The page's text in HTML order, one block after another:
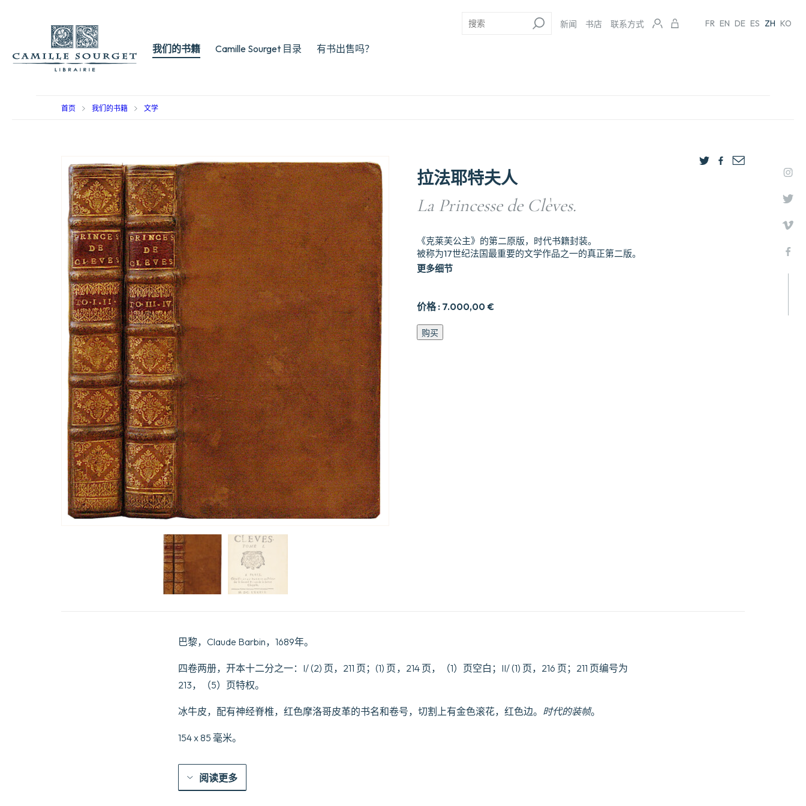
我们的书籍 Camille Sourget 目录 有书出售吗？
新闻 书店 联系方式 FR EN DE ES ZH KO
首页 我们的书籍 文学
拉法耶特夫人
La Princesse de Clèves.
价格 : 7.000,00 €
《克莱芙公主》的第二原版，时代书籍封装。
被称为17世纪法国最重要的文学作品之一的真正第二版。
更多细节
La
Princesse
购买
巴黎，Claude Barbin，1689年。
四卷两册，开本十二分之一：I/ (2) 页，211 页；(1) 页，214 页，（1）页空白；II/ (1) 页，216 页；211 页编号为
213，（5）页特权。
冰牛皮，配有神经脊椎，红色摩洛哥皮革的书名和卷号，切割上有金色滚花，红色边。 时代的装帧。
154 x 85 毫米。
阅读更多